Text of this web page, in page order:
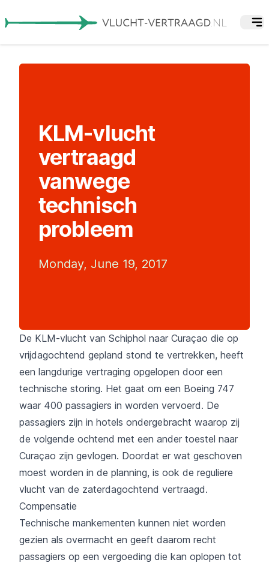
KLM-vlucht
vertraagd
vanwege
technisch
probleem
Monday, June 19, 2017
De KLM-vlucht van Schiphol naar Curaçao die op
vrijdagochtend gepland stond te vertrekken, heeft
een langdurige vertraging opgelopen door een
technische storing. Het gaat om een Boeing 747
waar 400 passagiers in worden vervoerd. De
passagiers zijn in hotels ondergebracht waarop zij
de volgende ochtend met een ander toestel naar
Curaçao zijn gevlogen. Doordat er wat geschoven
moest worden in de planning, is ook de reguliere
vlucht van de zaterdagochtend vertraagd.
Compensatie
Technische mankementen kunnen niet worden
gezien als overmacht en geeft daarom recht
passagiers op een vergoeding die kan oplopen tot